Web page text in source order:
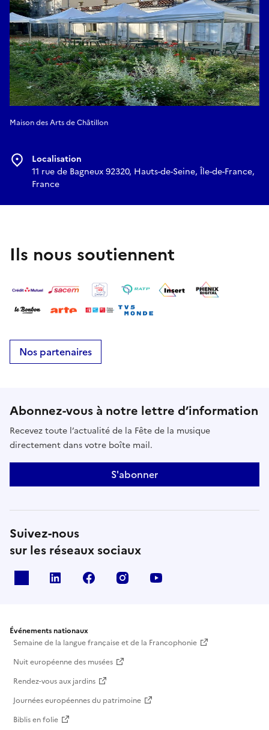
Maison des Arts de Châtillon
Localisation
11 rue de Bagneux 92320, Hauts-de-Seine, Île-de-France,
France
Ils nous soutiennent
Nos partenaires
Abonnez-vous à notre lettre d’information
Recevez toute l’actualité de la Fête de la musique
directement dans votre boîte mail.
S'abonner
Suivez-nous
sur les réseaux sociaux
Linkedin Facebook Instagram
Événements nationaux
Semaine de la langue française et de la Francophonie
Nuit européenne des musées
Rendez-vous aux jardins
Journées européennes du patrimoine
Biblis en folie